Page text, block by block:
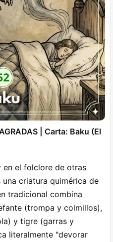
| Carta: Baku (El
en el folclore de otras
criatura quimérica de
tradicional combina
(trompa y colmillos),
y tigre (garras y
literalmente "devorar